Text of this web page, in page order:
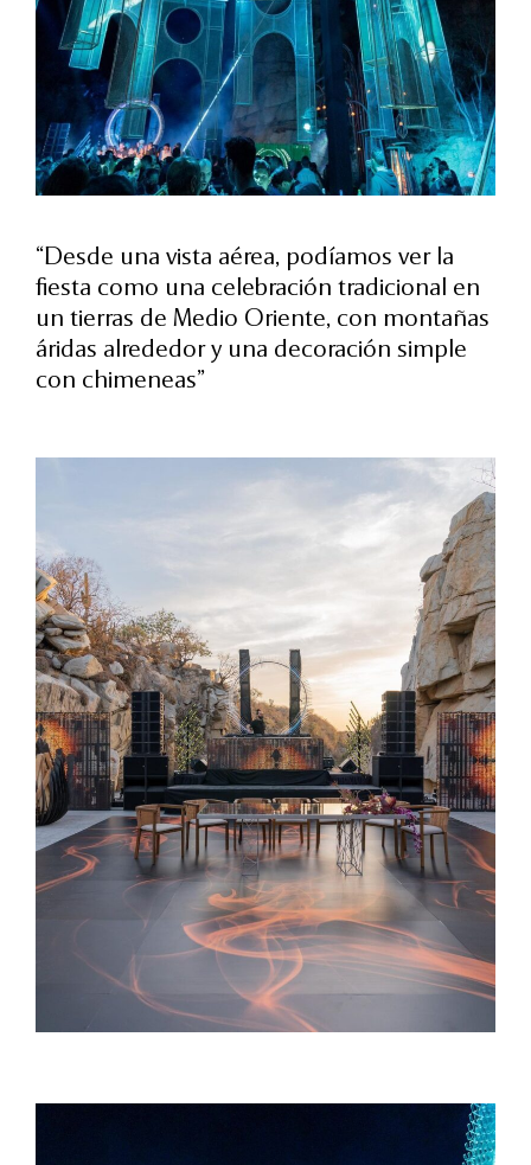
“Desde una vista aérea, podíamos ver la
fiesta como una celebración tradicional en
un tierras de Medio Oriente, con montañas
áridas alrededor y una decoración simple
con chimeneas”